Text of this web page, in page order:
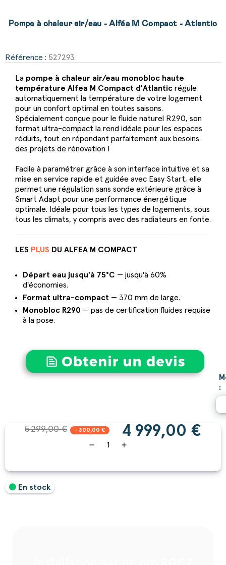
Pompe à chaleur air/eau - Alféa M Compact - Atlantic
Référence : 527293
La pompe à chaleur air/eau monobloc haute
température Alfea M Compact d'Atlantic régule
automatiquement la température de votre logement
pour un confort optimal en toutes saisons.
Spécialement conçue pour le fluide naturel R290, son
format ultra-compact la rend idéale pour les espaces
réduits, tout en répondant parfaitement aux besoins
des projets de rénovation !
Facile à paramétrer grâce à son interface intuitive et sa
mise en service rapide et guidée avec Easy Start, elle
permet une régulation sans sonde extérieure grâce à
Smart Adapt pour une performance énergétique
optimale. Idéale pour tous les types de logements, sous
tous les climats, y compris avec des radiateurs en fonte.
LES PLUS DU ALFEA M COMPACT
Départ eau jusqu'à 75°C — jusqu'à 60%
d'économies.
Format ultra-compact — 370 mm de large.
Monobloc R290 — pas de certification fluides requise
à la pose.
:
5 299,00 € - 300,00 € 4 999,00 €
remove add
En stock